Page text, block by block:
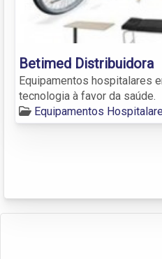
Betimed Distribuidora
Equipamentos hospitalares
tecnologia à favor da saúde.
Equipamentos